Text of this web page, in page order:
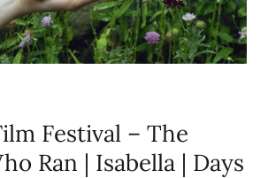
Festival – The
Ran | Isabella | Days